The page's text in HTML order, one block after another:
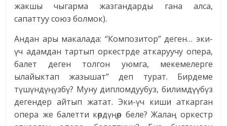
жакшы чыгарма жазгандарды гана алса,
сапаттуу союз болмок).
Андан ары макалада: “Композитор” деген… эки-
үч адамдан тартып оркестрде аткаруучу опера,
балет деген толгон уюмга, мекемелерге
ылайыктап жазышат” деп турат. Бирдеме
түшүндүңүзбү? Муну дипломдуубуз, билимдүүбүз
дегендер айтып жатат. Эки-үч киши аткарган
опера же балетти көрдүңөр беле? Жалаң оркестр